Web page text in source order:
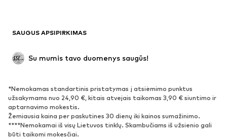
Proginiai
Išskirtiniai
BATAI
Naujienos
Sportbačiai
Aulinukai
SAUGUS APSIPIRKIMAS
Su mumis tavo duomenys saugūs!
*Nemokamas standartinis pristatymas į atsiėmimo punktus
užsakymams nuo 24,90 €, kitais atvejais taikomas 3,90 € siuntimo ir
aptarnavimo mokestis.
Žemiausia kaina per paskutines 30 dienų iki kainos sumažinimo.
****Nemokamai iš visų Lietuvos tinklų. Skambučiams iš užsienio gali
būti taikomi mokesčiai.